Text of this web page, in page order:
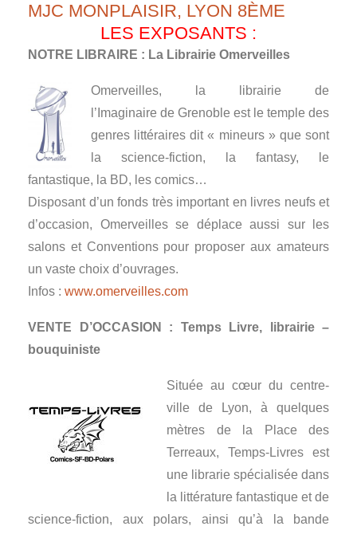
MJC MONPLAISIR, LYON 8ÈME
LES EXPOSANTS :
NOTRE LIBRAIRE : La Librairie Omerveilles
Omerveilles, la librairie de
l’Imaginaire de Grenoble est le temple des
genres littéraires dit « mineurs » que sont
la science-fiction, la fantasy, le
fantastique, la BD, les comics…
Disposant d’un fonds très important en livres neufs et
d’occasion, Omerveilles se déplace aussi sur les
salons et Conventions pour proposer aux amateurs
un vaste choix d’ouvrages.
Infos : www.omerveilles.com
VENTE D’OCCASION : Temps Livre, librairie –
bouquiniste
Située au cœur du centre-
ville de Lyon, à quelques
mètres de la Place des
Terreaux, Temps-Livres est
une librarie spécialisée dans
la littérature fantastique et de
science-fiction, aux polars, ainsi qu’à la bande